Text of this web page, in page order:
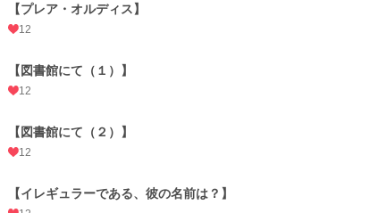
【プレア・オルディス】
12
【図書館にて（１）】
12
【図書館にて（２）】
12
【イレギュラーである、彼の名前は？】